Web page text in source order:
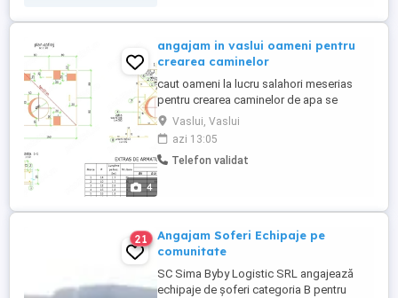
4
angajam in vaslui oameni pentru
crearea caminelor
caut oameni la lucru salahori meserias
pentru crearea caminelor de apa se
plateste pe camin plus cazare si o masa
Vaslui, Vaslui
azi 13:05
Telefon validat
21
Angajam Soferi Echipaje pe
comunitate
SC Sima Byby Logistic SRL angajează
echipaje de șoferi categoria B pentru